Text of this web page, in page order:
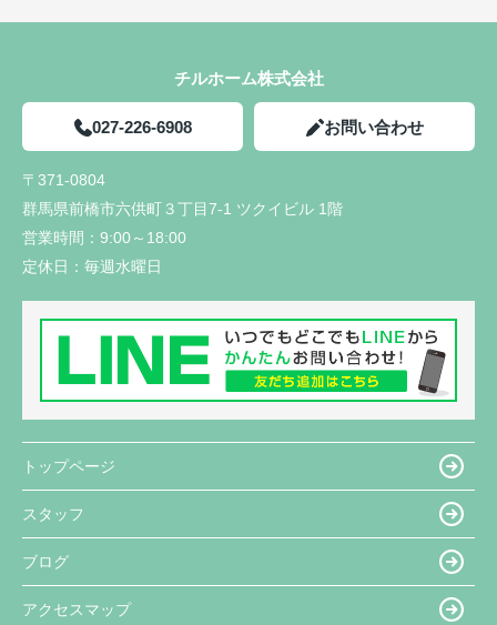
チルホーム株式会社
027-226-6908 お問い合わせ
〒371-0804
群馬県前橋市六供町３丁目7-1 ツクイビル 1階
営業時間： 9:00～18:00
定休日： 毎週水曜日
トップページ
スタッフ
ブログ
アクセスマップ